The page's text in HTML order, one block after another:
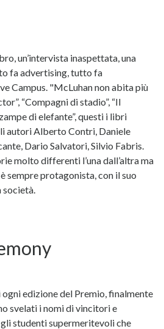
un’intervista inaspettata, una
fa advertising, tutto fa
Campus. "McLuhan non abita più
“Compagni di stadio”, “Il
di elefante”, questi i libri
autori Alberto Contri, Daniele
Dario Salvatori, Silvio Fabris.
molto differenti l’una dall’altra ma
sempre protagonista, con il suo
società.
edizione del Premio, finalmente
svelati i nomi di vincitori e
studenti supermeritevoli che